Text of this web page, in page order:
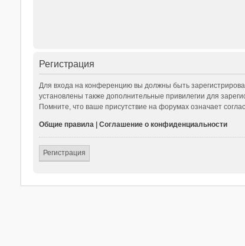
Регистрация
Для входа на конференцию вы должны быть
установлены также дополнительные привилегии для
Помните, что ваше присутствие на форумах означает
Общие правила| Соглашение о конфиденциальности
Регистрация